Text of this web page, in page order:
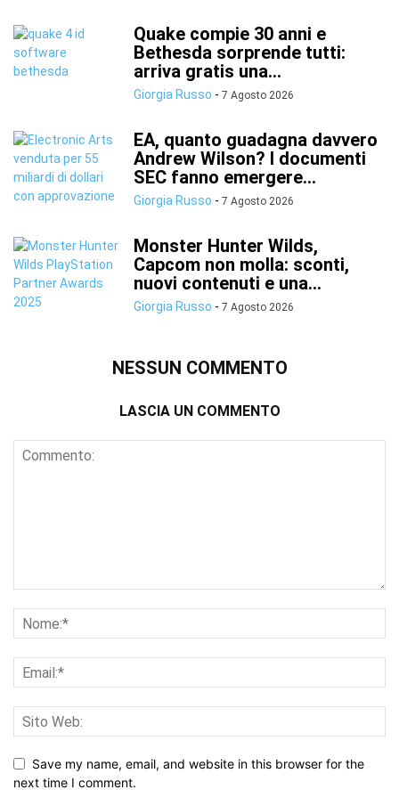
Quake compie 30 anni e
Bethesda sorprende tutti:
arriva gratis una...
Giorgia Russo - 7 Agosto 2026
EA, quanto guadagna davvero
Andrew Wilson? I documenti
SEC fanno emergere...
Giorgia Russo - 7 Agosto 2026
Monster Hunter Wilds,
Capcom non molla: sconti,
nuovi contenuti e una...
Giorgia Russo - 7 Agosto 2026
NESSUN COMMENTO
LASCIA UN COMMENTO
Save my name, email, and website in this browser for the
next time I comment.